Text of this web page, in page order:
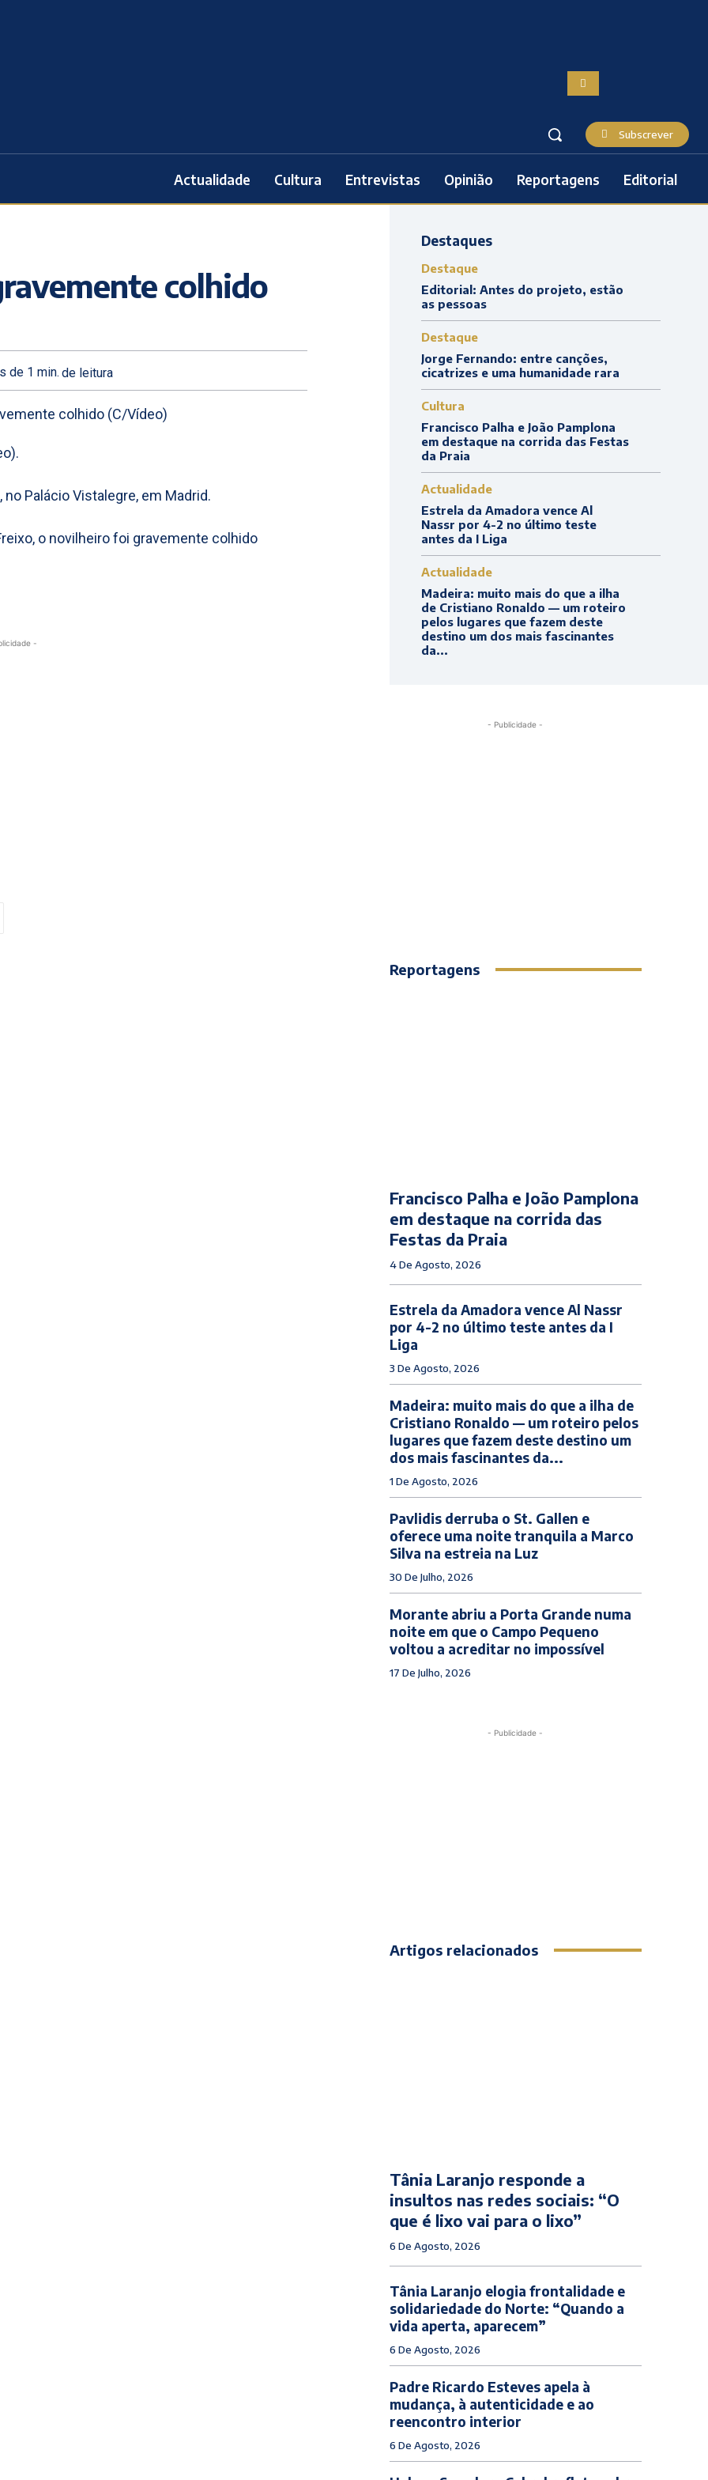
Subscrever
Actualidade Cultura Entrevistas Opinião Reportagens Editorial
colhido
de 1 min. de leitura
Palácio Vistalegre, em Madrid.
o novilheiro foi gravemente colhido
-
Destaques
Destaque
Editorial: Antes do projeto, estão
as pessoas
Destaque
Jorge Fernando: entre canções,
cicatrizes e uma humanidade rara
Cultura
Francisco Palha e João Pamplona
em destaque na corrida das Festas
da Praia
Actualidade
Estrela da Amadora vence Al
Nassr por 4-2 no último teste
antes da I Liga
Actualidade
Madeira: muito mais do que a ilha
de Cristiano Ronaldo — um roteiro
pelos lugares que fazem deste
destino um dos mais fascinantes
da...
- Publicidade -
Reportagens
Francisco Palha e João Pamplona
em destaque na corrida das
Festas da Praia
4 De Agosto, 2026
Estrela da Amadora vence Al Nassr
por 4-2 no último teste antes da I
Liga
3 De Agosto, 2026
Madeira: muito mais do que a ilha de
Cristiano Ronaldo — um roteiro pelos
lugares que fazem deste destino um
dos mais fascinantes da...
1 De Agosto, 2026
Pavlidis derruba o St. Gallen e
oferece uma noite tranquila a Marco
Silva na estreia na Luz
30 De Julho, 2026
Morante abriu a Porta Grande numa
noite em que o Campo Pequeno
voltou a acreditar no impossível
17 De Julho, 2026
- Publicidade -
Artigos relacionados
Tânia Laranjo responde a
insultos nas redes sociais: “O
que é lixo vai para o lixo”
6 De Agosto, 2026
Tânia Laranjo elogia frontalidade e
solidariedade do Norte: “Quando a
vida aperta, aparecem”
6 De Agosto, 2026
Padre Ricardo Esteves apela à
mudança, à autenticidade e ao
reencontro interior
6 De Agosto, 2026